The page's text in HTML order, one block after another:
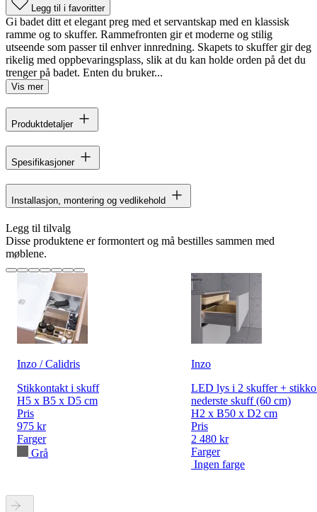
Legg til i favoritter
Gi badet ditt et elegant preg med et servantskap med en klassisk
ramme og to skuffer. Rammefronten gir et moderne og stilig
utseende som passer til enhver innredning. Skapets to skuffer gir deg
rikelig med oppbevaringsplass, slik at du kan holde orden på det du
trenger på badet. Enten du bruker...
Vis mer
Produktdetaljer
Spesifikasjoner
Installasjon, montering og vedlikehold
Legg til tilvalg
Disse produktene er formontert og må bestilles sammen med
møblene.
Inzo / Calidris
Stikkontakt i skuff
H5 x B5 x D5 cm
Pris
975 kr
Farger
Grå
Inzo
LED lys i 2 skuffer +
nederste skuff (60 cm)
H2 x B50 x D2 cm
Pris
2 480 kr
Farger
Ingen farge